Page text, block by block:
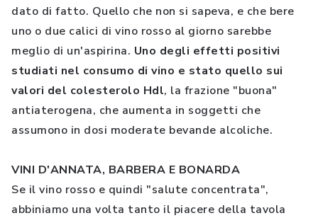
dato di fatto. Quello che non si sapeva, e che bere
uno o due calici di vino rosso al giorno sarebbe
meglio di un'aspirina. Uno degli effetti positivi
studiati nel consumo di vino e stato quello sui
valori del colesterolo Hdl, la frazione "buona"
antiaterogena, che aumenta in soggetti che
assumono in dosi moderate bevande alcoliche.
VINI D'ANNATA, BARBERA E BONARDA
Se il vino rosso e quindi "salute concentrata",
abbiniamo una volta tanto il piacere della tavola